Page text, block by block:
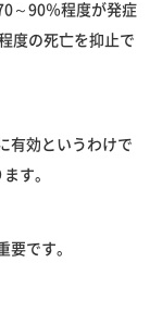
～90％程度が発症
度の死亡を抑止で
有効というわけで
す。
要です。